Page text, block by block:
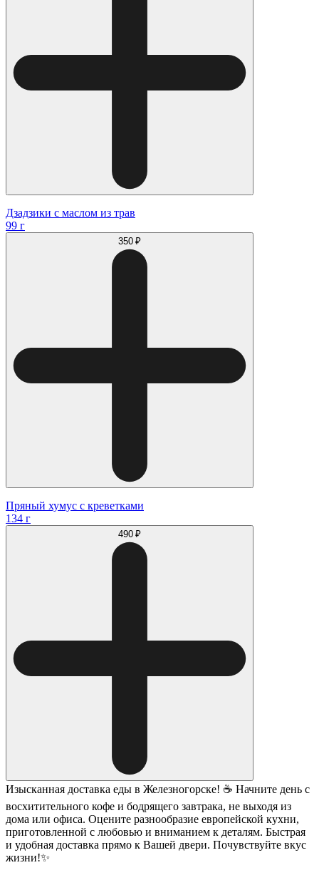
Дзадзики с маслом из трав
99 г
350 ₽
Пряный хумус с креветками
134 г
490 ₽
Изысканная доставка еды в Железногорске! ☕ Начните день с
восхитительного кофе и бодрящего завтрака, не выходя из
дома или офиса. Оцените разнообразие европейской кухни,
приготовленной с любовью и вниманием к деталям. Быстрая
и удобная доставка прямо к Вашей двери. Почувствуйте вкус
жизни!✨